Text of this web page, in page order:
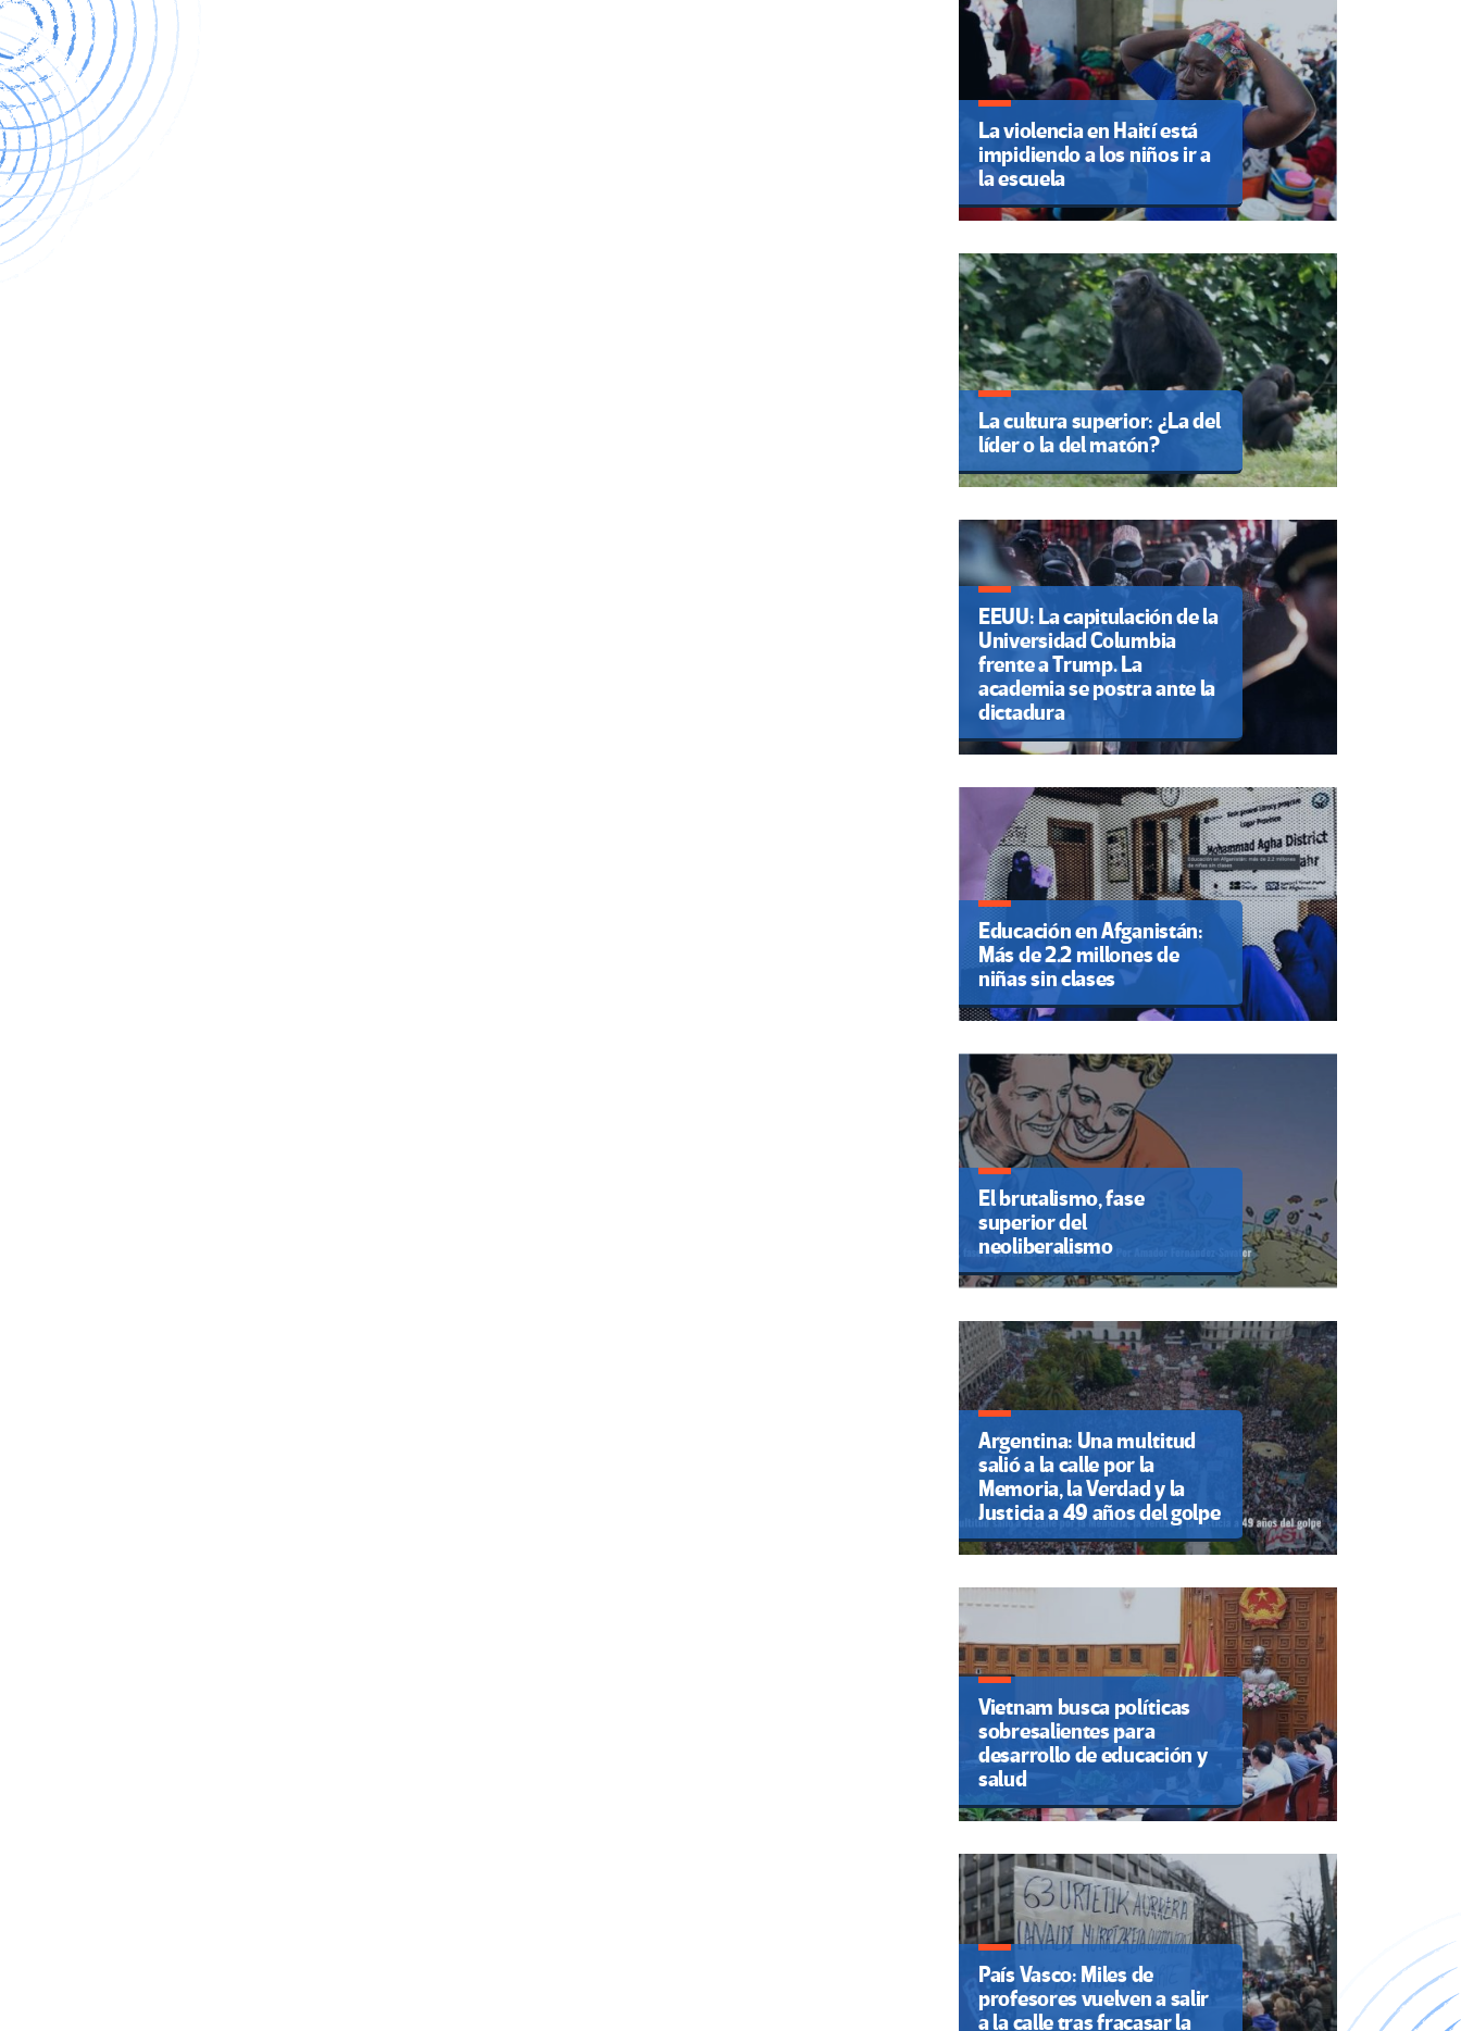
La violencia en Haití está
impidiendo a los niños ir a
la escuela
La cultura superior: ¿La del
líder o la del matón?
EEUU: La capitulación de la
Universidad Columbia
frente a Trump. La
academia se postra ante la
dictadura
Educación en Afganistán:
Más de 2.2 millones de
niñas sin clases
El brutalismo, fase
superior del
neoliberalismo
Argentina: Una multitud
salió a la calle por la
Memoria, la Verdad y la
Justicia a 49 años del golpe
Vietnam busca políticas
sobresalientes para
desarrollo de educación y
salud
País Vasco: Miles de
profesores vuelven a salir
a la calle tras fracasar la